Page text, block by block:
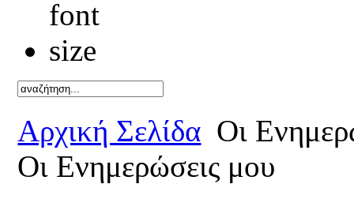
Αρχική Σελίδα Οι
Οι Ενημερώσεις μου